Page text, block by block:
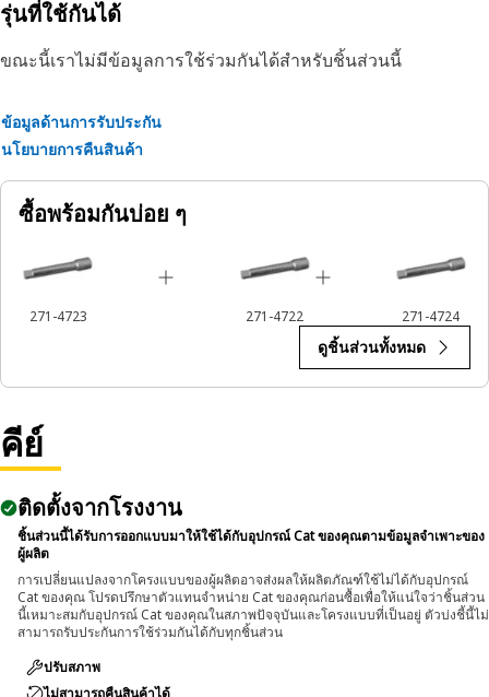
รุ่นที่ใช้กันได้
ขณะนี้เราไม่มีข้อมูลการใช้ร่วมกันได้สำหรับชิ้นส่วนนี้
ข้อมูลด้านการรับประกัน
นโยบายการคืนสินค้า
ซื้อพร้อมกันบ่อย ๆ
271-4723 271-4722 271-4724
ดูชิ้นส่วนทั้งหมด
คีย์
ติดตั้งจากโรงงาน
ชิ้นส่วนนี้ได้รับการออกแบบมาให้ใช้ได้กับอุปกรณ์ Cat ของคุณตามข้อมูลจำเพาะของ
ผู้ผลิต
การเปลี่ยนแปลงจากโครงแบบของผู้ผลิตอาจส่งผลให้ผลิตภัณฑ์ใช้ไม่ได้กับอุปกรณ์
Cat ของคุณ โปรดปรึกษาตัวแทนจำหน่าย Cat ของคุณก่อนซื้อเพื่อให้แน่ใจว่าชิ้นส่วน
นี้เหมาะสมกับอุปกรณ์ Cat ของคุณในสภาพปัจจุบันและโครงแบบที่เป็นอยู่ ตัวบ่งชี้นี้ไม่
สามารถรับประกันการใช้ร่วมกันได้กับทุกชิ้นส่วน
ปรับสภาพ
ไม่สามารถคืนสินค้าได้